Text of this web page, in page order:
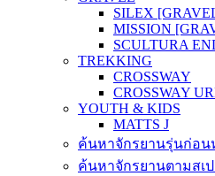
SILEX
MISSION
SCULTURA
TREKKING
CROSSWAY
CROSSWAY
YOUTH & KIDS
MATTS J
ค้นหาจักรยานรุ่นก่อ
ค้นหาจักรยานตามสเ